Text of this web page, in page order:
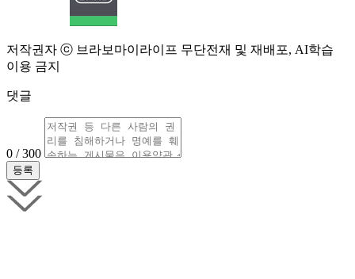
저작권자 ⓒ 브라보마이라이프 무단전재 및 재배포, AI학습
이용 금지
댓글
0 / 300